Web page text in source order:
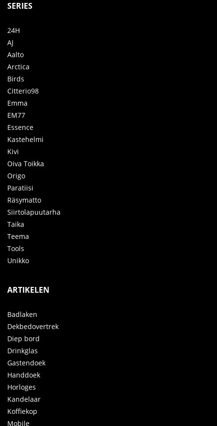
SERIES
24H
AJ
Aalto
Arctica
Birds
Citterio98
Emma
EM77
Essence
Kastehelmi
Kivi
Oiva Toikka
Origo
Paratiisi
Räsymatto
Siirtolapuutarha
Taika
Teema
Tools
Unikko
ARTIKELEN
Badlaken
Dekbedovertrek
Diep bord
Drinkglas
Gastendoek
Handdoek
Horloges
Kandelaar
Koffiekop
Mobile